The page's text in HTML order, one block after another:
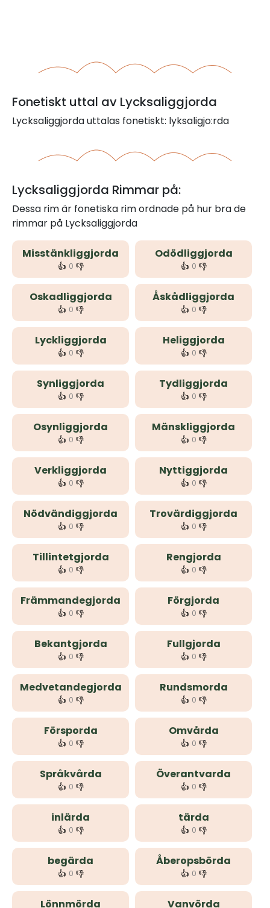
Fonetiskt uttal av Lycksaliggjorda
Lycksaliggjorda uttalas fonetiskt: lyksaligjo:rda
Lycksaliggjorda Rimmar på:
Dessa rim är fonetiska rim ordnade på hur bra de
rimmar på Lycksaliggjorda
Misstänkliggjorda
👍 0 👎
Odödliggjorda
👍 0 👎
Oskadliggjorda
👍 0 👎
Åskådliggjorda
👍 0 👎
Lyckliggjorda
👍 0 👎
Heliggjorda
👍 0 👎
Synliggjorda
👍 0 👎
Tydliggjorda
👍 0 👎
Osynliggjorda
👍 0 👎
Mänskliggjorda
👍 0 👎
Verkliggjorda
👍 0 👎
Nyttiggjorda
👍 0 👎
Nödvändiggjorda
👍 0 👎
Trovärdiggjorda
👍 0 👎
Tillintetgjorda
👍 0 👎
Rengjorda
👍 0 👎
Främmandegjorda
👍 0 👎
Förgjorda
👍 0 👎
Bekantgjorda
👍 0 👎
Fullgjorda
👍 0 👎
Medvetandegjorda
👍 0 👎
Rundsmorda
👍 0 👎
Försporda
👍 0 👎
Omvårda
👍 0 👎
Språkvårda
👍 0 👎
Överantvarda
👍 0 👎
inlärda
👍 0 👎
tärda
👍 0 👎
begärda
👍 0 👎
Åberopsbörda
👍 0 👎
Lönnmörda Vanvörda